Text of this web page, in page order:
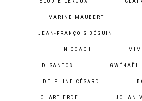
MARINE MAUBERT
JEAN-FRANÇOIS BÉGUIN
NICOACH
DLSANTOS
DELPHINE CÉSARD
CHARTIERDE JOHAN